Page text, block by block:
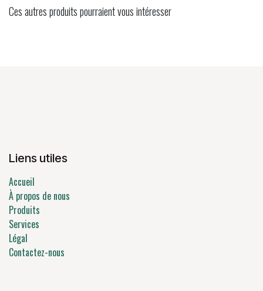
Ces autres produits pourraient vous intéresser
Liens utiles
Accueil
À propos de nous
Produits
Services
Légal
Contactez-nous